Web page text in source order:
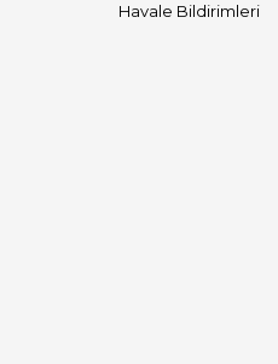
Havale Bildirimleri